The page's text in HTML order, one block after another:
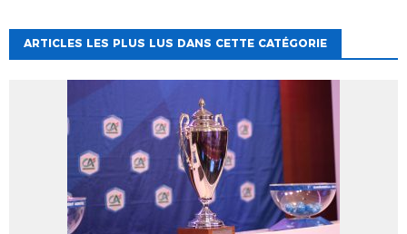
ARTICLES LES PLUS LUS DANS CETTE CATÉGORIE